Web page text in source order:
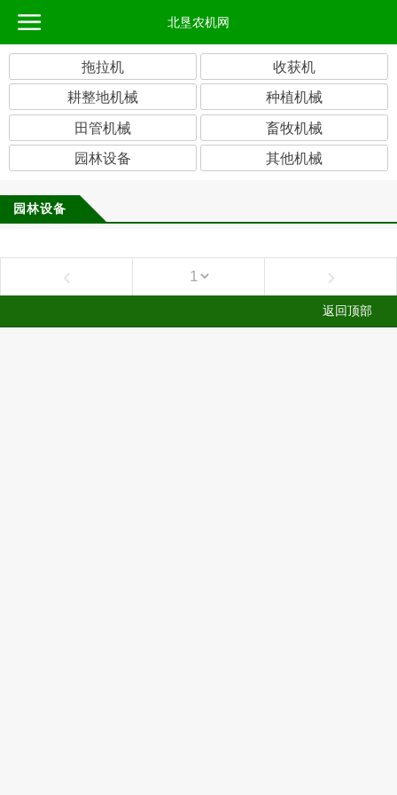
北垦农机网
拖拉机 收获机
耕整地机械 种植机械
田管机械 畜牧机械
园林设备 其他机械
园林设备
‹ ›
返回顶部